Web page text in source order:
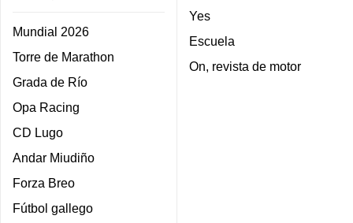
Mundial 2026
Torre de Marathon
Grada de Río
Opa Racing
CD Lugo
Andar Miudiño
Forza Breo
Fútbol gallego
Yes
Escuela
On, revista de motor